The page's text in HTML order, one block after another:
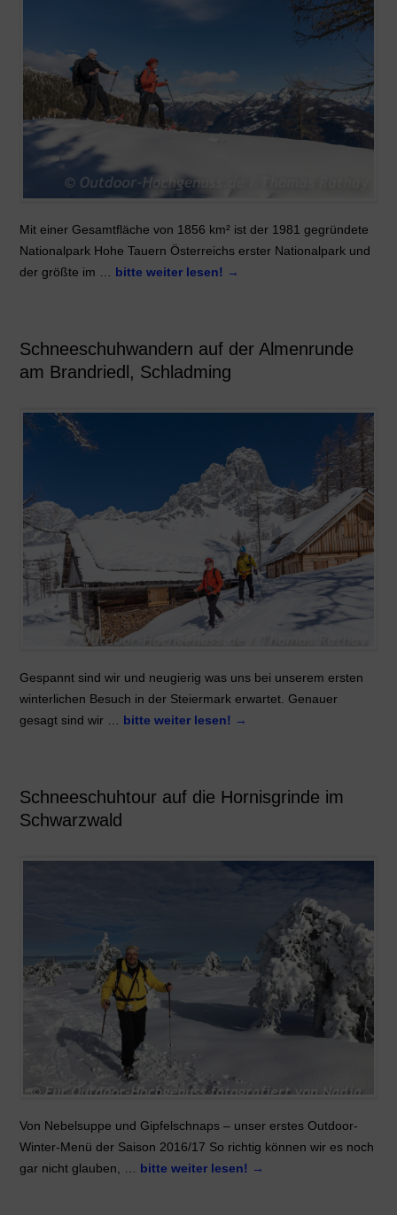
Mit einer Gesamtfläche von 1856 km² ist der 1981 gegründete
Nationalpark Hohe Tauern Österreichs erster Nationalpark und
der größte im … bitte weiter lesen! →
Schneeschuhwandern auf der Almenrunde
am Brandriedl, Schladming
Gespannt sind wir und neugierig was uns bei unserem ersten
winterlichen Besuch in der Steiermark erwartet. Genauer
gesagt sind wir … bitte weiter lesen! →
Schneeschuhtour auf die Hornisgrinde im
Schwarzwald
Von Nebelsuppe und Gipfelschnaps – unser erstes Outdoor-
Winter-Menü der Saison 2016/17 So richtig können wir es noch
gar nicht glauben, … bitte weiter lesen! →